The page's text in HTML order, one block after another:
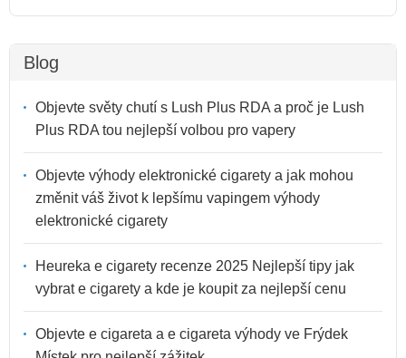
Blog
Objevte světy chutí s Lush Plus RDA a proč je Lush
Plus RDA tou nejlepší volbou pro vapery
Objevte výhody elektronické cigarety a jak mohou
změnit váš život k lepšímu vapingem výhody
elektronické cigarety
Heureka e cigarety recenze 2025 Nejlepší tipy jak
vybrat e cigarety a kde je koupit za nejlepší cenu
Objevte e cigareta a e cigareta výhody ve Frýdek